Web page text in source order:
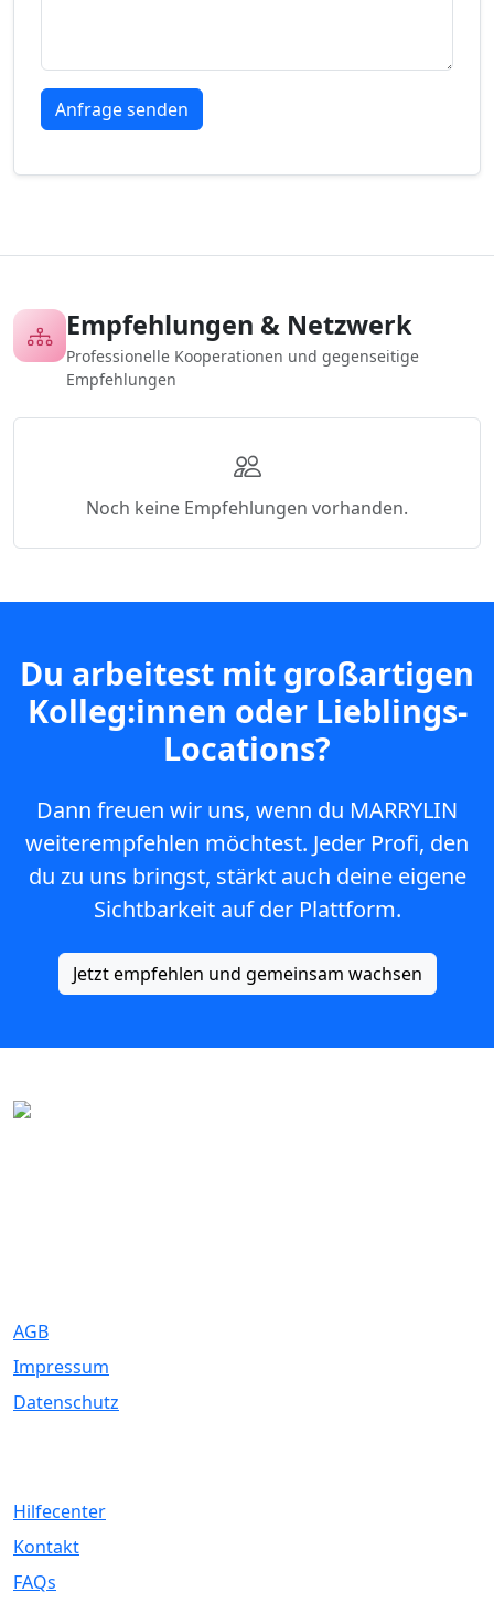
Empfehlungen & Netzwerk
Professionelle Kooperationen und gegenseitige
Empfehlungen
Noch keine Empfehlungen vorhanden.
Du arbeitest mit großartigen
Kolleg:innen oder Lieblings-
Locations?
Dann freuen wir uns, wenn du MARRYLIN
weiterempfehlen möchtest. Jeder Profi, den
du zu uns bringst, stärkt auch deine eigene
Sichtbarkeit auf der Plattform.
Jetzt empfehlen und gemeinsam wachsen
AGB
Impressum
Datenschutz
Hilfecenter
Kontakt
FAQs